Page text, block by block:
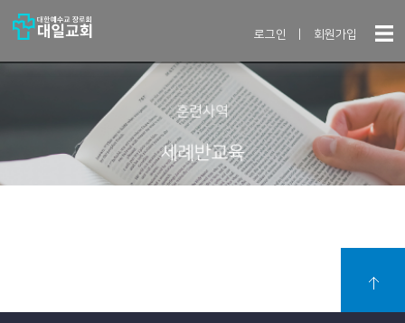
로그인 회원가입
훈련사역
세례반교육